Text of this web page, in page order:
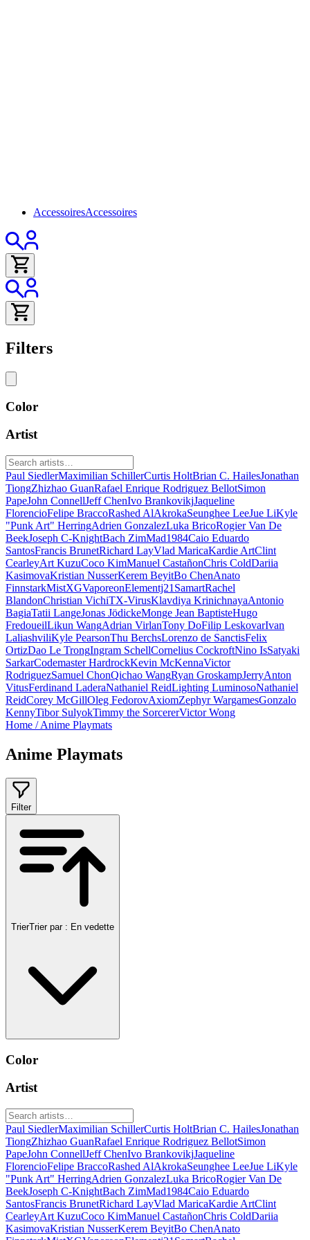
AccessoiresAccessoires
Filters
Color
Artist
Paul SiedlerMaximilian SchillerCurtis HoltBrian C. HailesJonathan
TiongZhizhao GuanRafael Enrique Rodriguez BellotSimon
PapeJohn ConnellJeff ChenIvo BrankovikjJaqueline
FlorencioFelipe BraccoRashed AlAkrokaSeunghee LeeJue LiKyle
"Punk Art" HerringAdrien GonzalezLuka BricoRogier Van De
BeekJoseph C-KnightBach ZimMad1984Caio Eduardo
SantosFrancis BrunetRichard LayVlad MaricaKardie ArtClint
CearleyArt KuzuCoco KimManuel CastañonChris ColdDariia
KasimovaKristian NusserKerem BeyitBo ChenAnato
FinnstarkMistXGVaporeonElementj21 SamartRachel
BlandonChristian VichiTX-VirusKlavdiya KrinichnayaAntonio
BagiaTatii LangeJonas JödickeMonge Jean BaptisteHugo
FredoueilLikun WangAdrian VirlanTony DoFilip LeskovarIvan
LaliashviliKyle PearsonThu BerchsLorenzo de SanctisFelix
OrtizDao Le TrongIngram SchellCornelius CockroftNino IsSatyaki
SarkarCodemaster HardrockKevin McKennaVictor
RodriguezSamuel ChonQichao WangRyan GroskampJerryAnton
VitusFerdinand LaderaNathaniel ReidLighting LuminosoNathaniel
ReidCorey McGillOleg FedorovAxiomZephyr WargamesGonzalo
KennyTibor SulyokTimmy the SorcererVictor Wong
Home / Anime Playmats
Anime Playmats
Filter
TrierTrier par : En vedette
Color
Artist
Paul SiedlerMaximilian SchillerCurtis HoltBrian C. HailesJonathan
TiongZhizhao GuanRafael Enrique Rodriguez BellotSimon
PapeJohn ConnellJeff ChenIvo BrankovikjJaqueline
FlorencioFelipe BraccoRashed AlAkrokaSeunghee LeeJue LiKyle
"Punk Art" HerringAdrien GonzalezLuka BricoRogier Van De
BeekJoseph C-KnightBach ZimMad1984Caio Eduardo
SantosFrancis BrunetRichard LayVlad MaricaKardie ArtClint
CearleyArt KuzuCoco KimManuel CastañonChris ColdDariia
KasimovaKristian NusserKerem BeyitBo ChenAnato